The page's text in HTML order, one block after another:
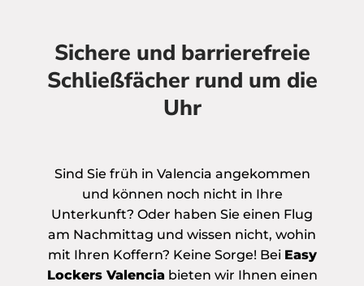
Sichere und barrierefreie
Schließfächer rund um die
Uhr
Sind Sie früh in Valencia angekommen
und können noch nicht in Ihre
Unterkunft? Oder haben Sie einen Flug
am Nachmittag und wissen nicht, wohin
mit Ihren Koffern? Keine Sorge! Bei Easy
Lockers Valenciabieten wir Ihnen einen